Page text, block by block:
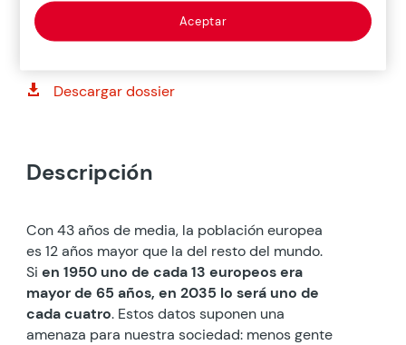
 Descargar dossier
Descripción
Con 43 años de media, la población europea
es 12 años mayor que la del resto del mundo.
Sien 1950 uno de cada 13 europeos era
mayor de 65 años, en 2035 lo será uno de
cada cuatro. Estos datos suponen una
amenaza para nuestra sociedad: menos gente
Aceptar